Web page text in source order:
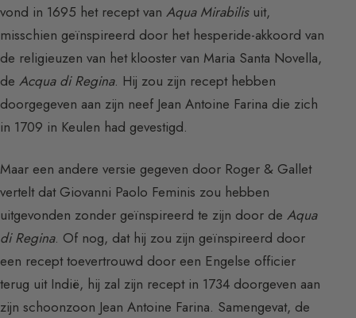
vond in 1695 het recept van Aqua Mirabilisuit,
misschien geïnspireerd door het hesperide-akkoord van
de religieuzen van het klooster van Maria Santa Novella,
de Acqua di Regina. Hij zou zijn recept hebben
doorgegeven aan zijn neef Jean Antoine Farina die zich
in 1709 in Keulen had gevestigd.
Maar een andere versie gegeven door Roger & Gallet
vertelt dat Giovanni Paolo Feminis zou hebben
uitgevonden zonder geïnspireerd te zijn door de Aqua
di Regina. Of nog, dat hij zou zijn geïnspireerd door
een recept toevertrouwd door een Engelse officier
terug uit Indië, hij zal zijn recept in 1734 doorgeven aan
zijn schoonzoon Jean Antoine Farina. Samengevat, de